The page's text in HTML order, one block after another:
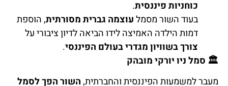
כוחניות פיננסית.
בעוד השור מסמלעוצמה גברית מסורתית, הוספת
דמות הילדה האמיצה לידו הביאה לדיון ציבורי על
צורך בשוויון מגדרי בעולם הפיננסי.
🏛️ סמל ניו יורקי מובהק
מעבר למשמעות הפיננסית והחברתית,השור הפך לסמל